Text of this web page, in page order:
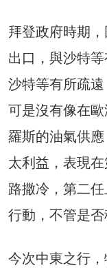
拜登政府時期
出口，與沙特
沙特等有所疏遠
可是沒有像在
羅斯的油氣供
太利益，表現
路撒冷，第二
行動，不管是否
今次中東之行